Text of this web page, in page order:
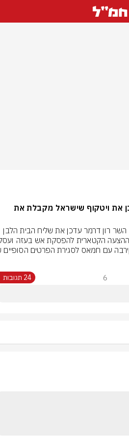
את ויטקוף שישראל מקבלת את
6 24 תגובות